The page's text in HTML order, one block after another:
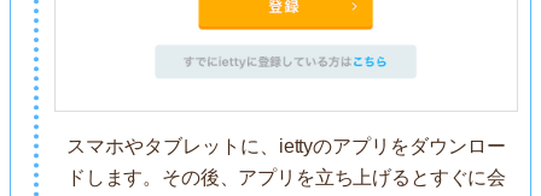
スマホやタブレットに、iettyのアプリをダウンロー
ドします。その後、アプリを立ち上げるとすぐに会